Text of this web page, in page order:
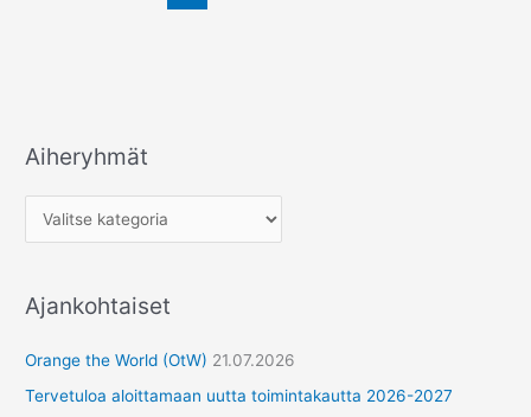
Aiheryhmät
Ajankohtaiset
Orange the World (OtW) 21.07.2026
Tervetuloa aloittamaan uutta toimintakautta 2026-2027